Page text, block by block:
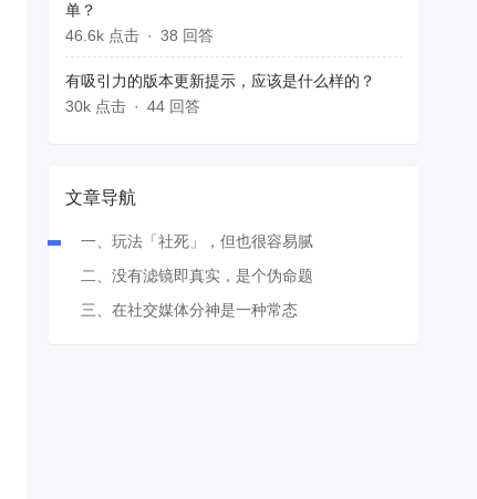
单？
46.6k 点击
38 回答
有吸引力的版本更新提示，应该是什么样的？
30k 点击
44 回答
文章导航
一、玩法「社死」，但也很容易腻
二、没有滤镜即真实，是个伪命题
三、在社交媒体分神是一种常态